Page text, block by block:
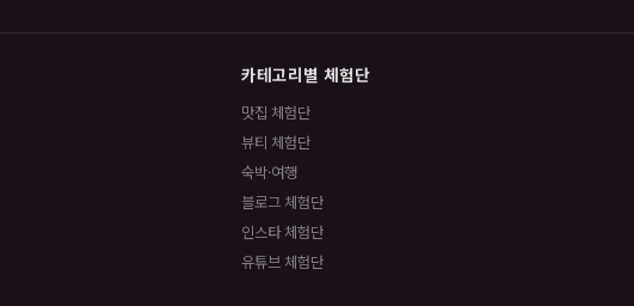
카테고리별 체험단
맛집 체험단
뷰티 체험단
숙박·여행
블로그 체험단
인스타 체험단
유튜브 체험단